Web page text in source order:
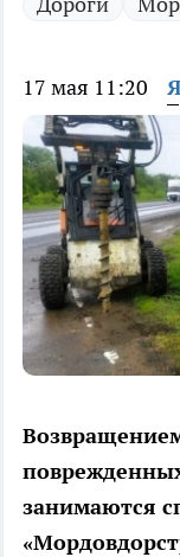
17 мая 11:20
занимаются